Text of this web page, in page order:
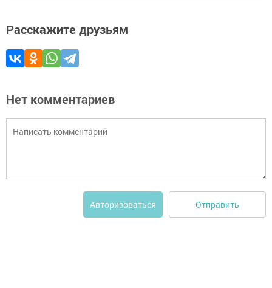
Расскажите друзьям
Нет комментариев
Авторизоваться Отправить